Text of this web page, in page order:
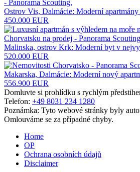
Ostrov Vis, Dalmácie: Moderní apartmány
450.000 EUR
Malinska, ostrov Krk: Moderní byt v
520.000 EUR
Makarska, Dalmácie: Moderní nový
556.900 EUR
Domluvte si prohlídku s rychlým
Telefon: +49 8031 234 1280
Poznámka: Tyto webové stránky byly
Omlouváme se za případné chyby.
Home
OP
Ochrana osobních údajů
Disclaimer